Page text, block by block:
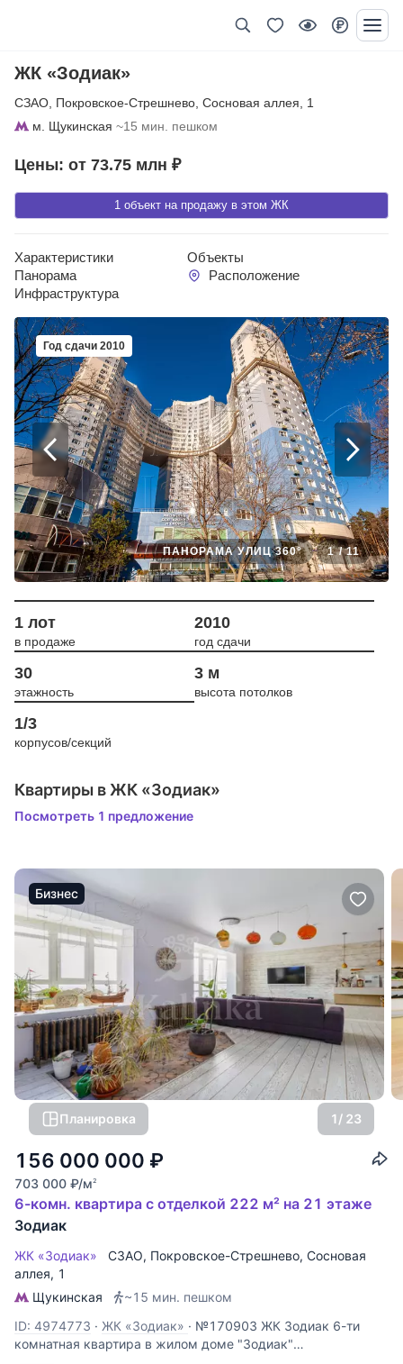
ЖК «Зодиак»
СЗАО Покровское-Стрешнево Сосновая аллея
1
м. Щукинская ~15 мин. пешком
1 объект на продажу в этом ЖК
Цены: от 73.75 млн ₽
Характеристики
Объекты
Панорама
Расположение
Инфраструктура
Год сдачи 2010
1/11
ПАНОРАМА УЛИЦ 360°
1 лот
в продаже
2010
год сдачи
30
этажность
3 м
высота потолков
1/3
корпусов/секций
Квартиры в ЖК «Зодиак»
Посмотреть 1 предложение
Бизнес
Планировка 1/ 23
156 000 000 ₽
703 000 ₽/м2
6-комн. квартира с отделкой 222 м² на 21 этаже
Зодиак
ЖК «Зодиак» СЗАО, Покровское-Стрешнево, Сосновая
аллея, 1
Щукинская
~15 мин. пешком
ID: 4974773 · ЖК «Зодиак» · №170903 ЖК Зодиак 6-ти
комнатная квартира в жилом доме "Зодиак"